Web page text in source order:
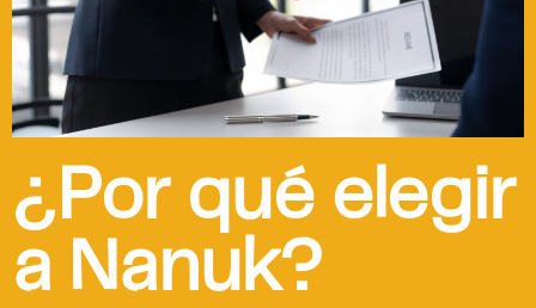
¿Por qué elegir
a Nanuk?